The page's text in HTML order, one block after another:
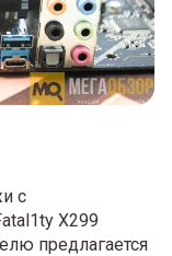
с
X299
предлагается